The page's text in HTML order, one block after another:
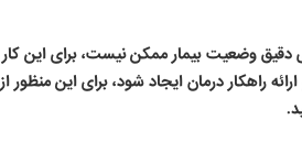
دقیق وضعیت بیمار ممکن نیست، برای این کار
و ارائه راهکار درمان ایجاد شود، برای این منظور از